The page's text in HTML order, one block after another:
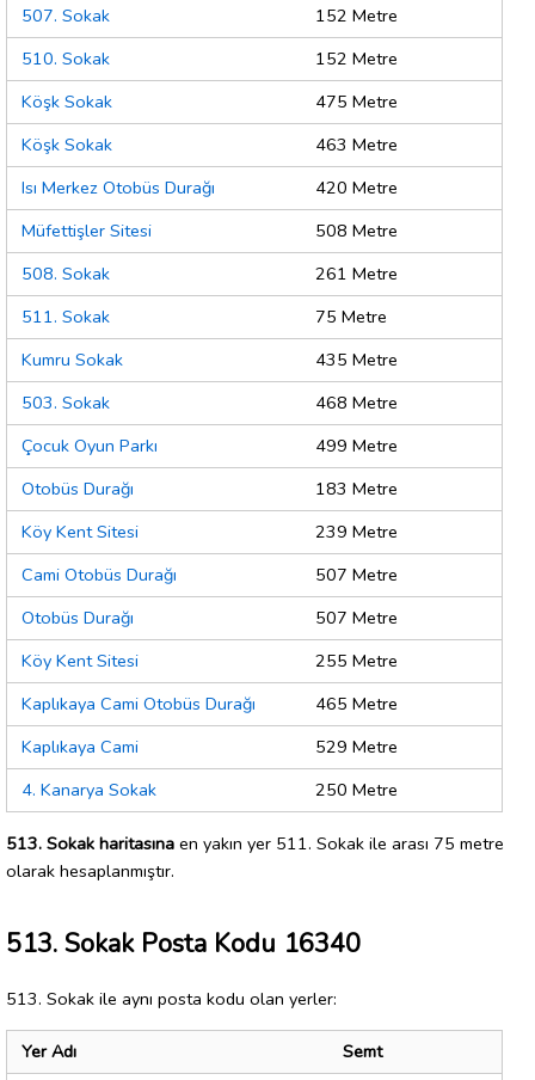
507. Sokak
152 Metre
510. Sokak
152 Metre
Köşk Sokak
475 Metre
Köşk Sokak
463 Metre
Isı Merkez Otobüs Durağı
420 Metre
Müfettişler Sitesi
508 Metre
508. Sokak
261 Metre
511. Sokak
75 Metre
Kumru Sokak
435 Metre
503. Sokak
468 Metre
Çocuk Oyun Parkı
499 Metre
Otobüs Durağı
183 Metre
Köy Kent Sitesi
239 Metre
Cami Otobüs Durağı
507 Metre
Otobüs Durağı
507 Metre
Köy Kent Sitesi
255 Metre
Kaplıkaya Cami Otobüs Durağı
465 Metre
Kaplıkaya Cami
529 Metre
4. Kanarya Sokak
250 Metre
513. Sokak haritasına en yakın yer 511. Sokak ile arası 75 metre
olarak hesaplanmıştır.
513. Sokak Posta Kodu 16340
513. Sokak ile aynı posta kodu olan yerler:
Yer Adı
Semt